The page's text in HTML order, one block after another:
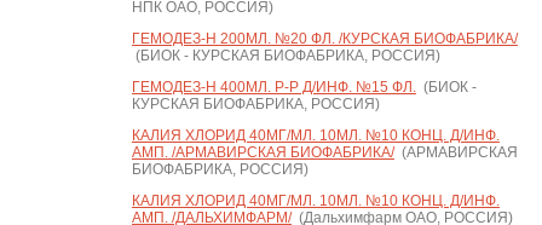
НПК ОАО, РОССИЯ)
ГЕМОДЕЗ-Н 200МЛ. №20 ФЛ. /КУРСКАЯ БИОФАБРИКА/
(БИОК - КУРСКАЯ БИОФАБРИКА, РОССИЯ)
ГЕМОДЕЗ-Н 400МЛ. Р-Р Д/ИНФ. №15 ФЛ.(БИОК -
КУРСКАЯ БИОФАБРИКА, РОССИЯ)
КАЛИЯ ХЛОРИД 40МГ/МЛ. 10МЛ. №10 КОНЦ. Д/ИНФ.
АМП. /АРМАВИРСКАЯ БИОФАБРИКА/(АРМАВИРСКАЯ
БИОФАБРИКА, РОССИЯ)
КАЛИЯ ХЛОРИД 40МГ/МЛ. 10МЛ. №10 КОНЦ. Д/ИНФ.
АМП. /ДАЛЬХИМФАРМ/(Дальхимфарм ОАО, РОССИЯ)